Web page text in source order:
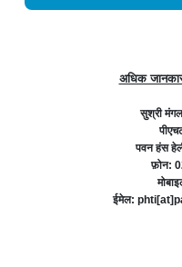
अधिक
सुश्री
पवन हंस
फ़ोन:
ईमेल: